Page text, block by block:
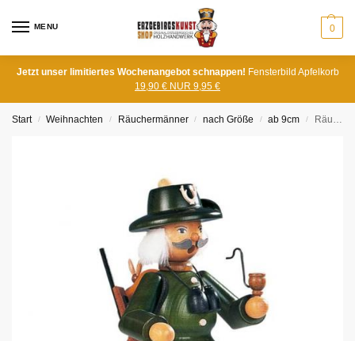
MENU 0
Jetzt unser limitiertes Wochenangebot schnappen! Fensterbild Apfelkorb
19,90 € NUR 9,95 €
Start / Weihnachten / Räuchermänner / nach Größe / ab 9cm / Räuchermann Förster 23cm